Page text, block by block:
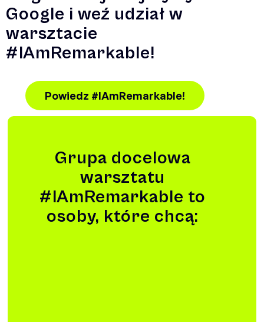
Google i weź udział w
warsztacie
#IAmRemarkable!
Powiedz #IAmRemarkable!
Grupa docelowa
warsztatu
#IAmRemarkable to
osoby, które chcą: